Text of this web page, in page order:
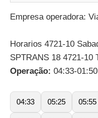
Empresa operadora:
Horarios 4721-10
SPTRANS 18 4721-10
Operação: 04:33-01:50
04:33 05:25 05:55